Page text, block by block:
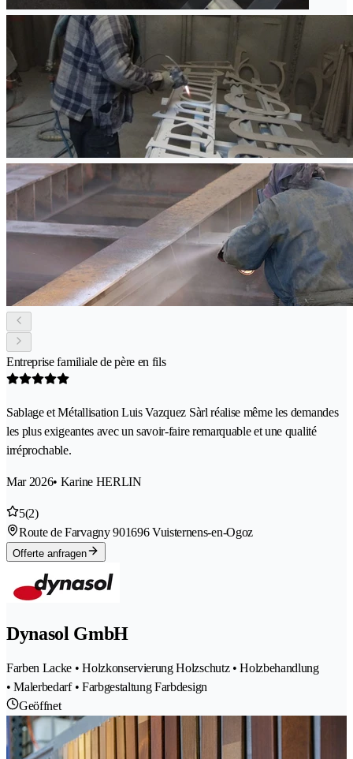
Entreprise familiale de père en fils
Sablage et Métallisation Luis Vazquez Sàrl réalise même les demandes
les plus exigeantes avec un savoir‑faire remarquable et une qualité
irréprochable.
Mar 2026• Karine HERLIN
5(2)
Route de Farvagny 901696 Vuisternens-en-Ogoz
Offerte anfragen
Dynasol GmbH
Farben Lacke • Holzkonservierung Holzschutz • Holzbehandlung
• Malerbedarf • Farbgestaltung Farbdesign
Geöffnet